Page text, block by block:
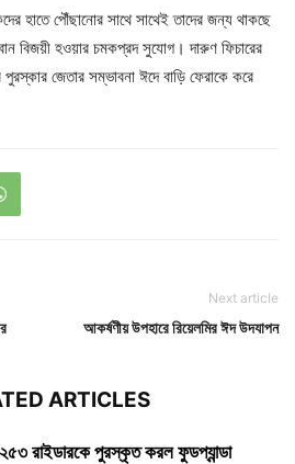
হাতে পৌঁছানোর সাথে সাথেই তাদের জন্য থাকছে
বিজয়ী হওয়ার চমকপ্রদ সুযোগ। দারুণ ফিচারের
জেতার সম্ভাবনা ঈদে বাড়ি ফেরাকে করে
Next article
আকর্ষণীয় উপহারে রিয়েলমির ঈদ উদযাপন
ARTICLES
রাইডারকে পুরস্কৃত করল ফুডপ্যান্ডা